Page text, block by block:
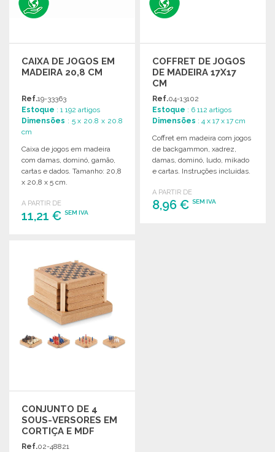
CAIXA DE JOGOS EM
MADEIRA 20,8 CM
Ref.19-33363
Estoque : 1 192 artigos
Dimensões : 5 x 20.8 x 20.8
cm
Caixa de jogos em madeira
com damas, dominó, gamão,
cartas e dados. Tamanho: 20,8
x 20,8 x 5 cm.
A PARTIR DE
11,21 € SEM IVA
Solicitar um orçamento
COFFRET DE JOGOS
DE MADEIRA 17X17
CM
Ref.04-13102
Estoque : 6 112 artigos
Dimensões : 4 x 17 x 17 cm
Coffret em madeira com jogos
de backgammon, xadrez,
damas, dominó, ludo, mikado
e cartas. Instruções incluídas.
A PARTIR DE
8,96 €SEM IVA
CONJUNTO DE 4
SOUS-VERSORES EM
CORTIÇA E MDF
Ref.02-48821